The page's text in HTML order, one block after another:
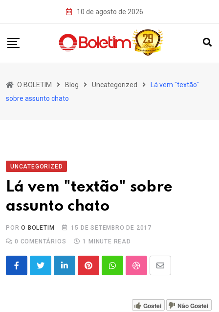
10 de agosto de 2026
O BOLETIM Blog Uncategorized
Lá vem "textão"
sobre assunto chato
UNCATEGORIZED
Lá vem "textão" sobre
assunto chato
PORO BOLETIM
15 DE SETEMBRO DE 2017
0 COMENTÁRIOS 1 MINUTE READ
LinkedInPinterestWhatsappStumbleUpon
Share
Email
Gostei Não Gostei